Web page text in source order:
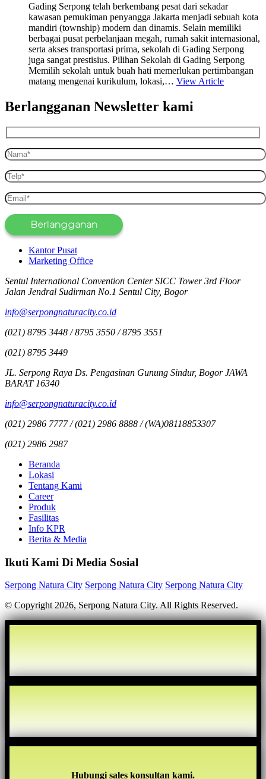
Gading Serpong telah berkembang pesat dari sekadar
kawasan pemukiman penyangga Jakarta menjadi sebuah kota
mandiri (township) modern dan dinamis. Selain memiliki
berbagai pusat perbelanjaan megah, rumah sakit internasional,
serta akses transportasi prima, sekolah di Gading Serpong
juga sangat prestisius. Pilihan Sekolah di Gading Serpong
Memilih sekolah untuk buah hati memerlukan pertimbangan
matang mengenai kurikulum, lokasi,… View Article
Berlangganan Newsletter kami
Kantor Pusat
Marketing Office
Sentul International Convention Center SICC Tower 3rd Floor
Jalan Jendral Sudirman No.1 Sentul City, Bogor
info@serpongnaturacity.co.id
(021) 8795 3448 / 8795 3550 / 8795 3551
(021) 8795 3449
JL. Serpong Raya Ds. Pengasinan Gunung Sindur, Bogor JAWA
BARAT 16340
info@serpongnaturacity.co.id
(021) 2986 7777 / (021) 2986 8888 / (WA)08118853307
(021) 2986 2987
Beranda
Lokasi
Tentang Kami
Career
Produk
Fasilitas
Info KPR
Berita & Media
Ikuti Kami Di Media Sosial
Serpong Natura City Serpong Natura City Serpong Natura City
© Copyright 2026, Serpong Natura City. All Rights Reserved.
Hubungi sales konsultan kami.